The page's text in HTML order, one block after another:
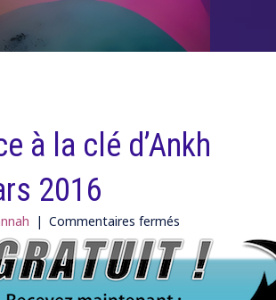
à la clé d’Ankh
2016
| Commentaires fermés
Conférence
à